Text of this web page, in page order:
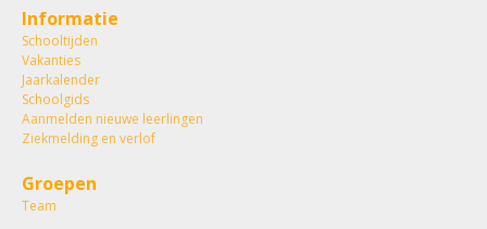
Informatie
Schooltijden
Vakanties
Jaarkalender
Schoolgids
Aanmelden nieuwe leerlingen
Ziekmelding en verlof
Groepen
Team